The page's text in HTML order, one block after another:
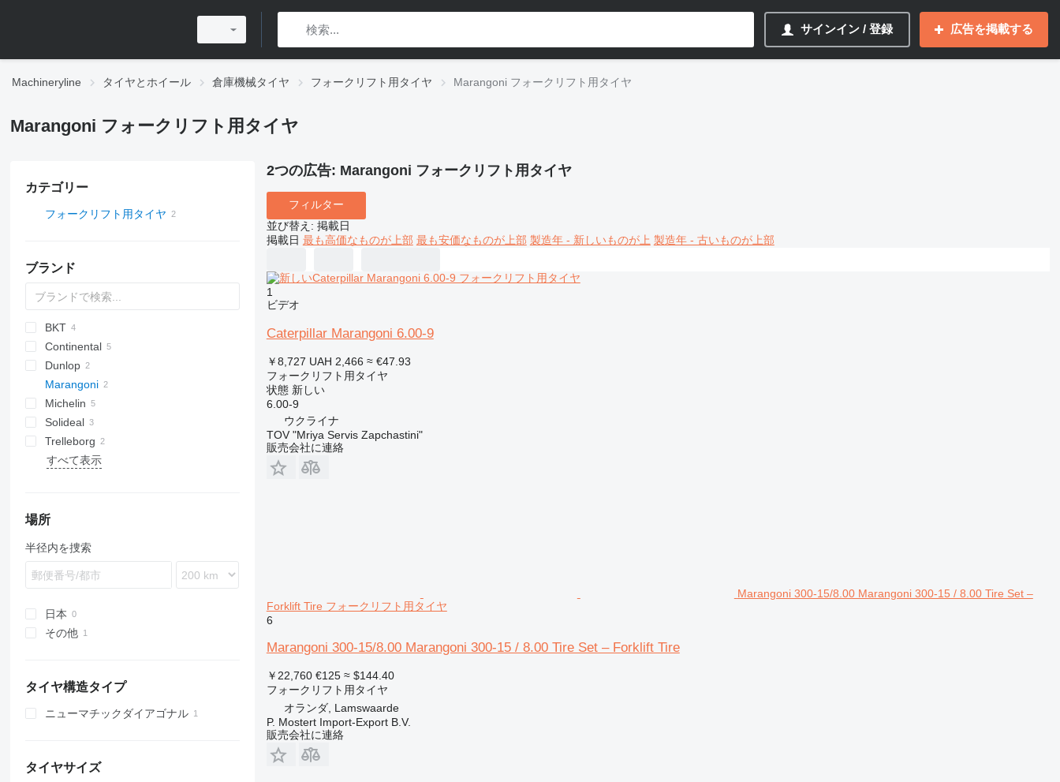
サインイン / 登録 広告を掲載する
Machineryline タイヤとホイール 倉庫機械タイヤ フォークリフト用タイヤ Marangoni フォークリフト用タイヤ
Marangoni フォークリフト用タイヤ
カテゴリー
フォークリフト用タイヤ
ブランド
BKT
Continental
Dunlop
Marangoni
Michelin
Solideal
Trelleborg
すべて表示
場所
半径内を捜索
日本
その他
タイヤ構造タイプ
ニューマチックダイアゴナル
タイヤサイズ
2つの広告: Marangoni フォークリフト用タイヤ
フィルター
並び替え : 掲載日
掲載日 最も高価なものが上部 最も安価なものが上部 製造年 - 新しいものが上 製造年 - 古いものが上部
1
ビデオ
Caterpillar Marangoni 6.00-9
￥8,727 UAH 2,466 ≈ €47.93
フォークリフト用タイヤ
状態新しい
6.00-9
ウクライナ
TOV "Mriya Servis Zapchastini"
販売会社に連絡
Marangoni 300-15/8.00 Marangoni 300-15 / 8.00 Tire Set –
Forklift Tire フォークリフト用タイヤ
6
Marangoni 300-15/8.00 Marangoni 300-15 / 8.00 Tire Set – Forklift Tire
￥22,760 €125 ≈ $144.40
フォークリフト用タイヤ
オランダ, Lamswaarde
P. Mostert Import-Export B.V.
販売会社に連絡